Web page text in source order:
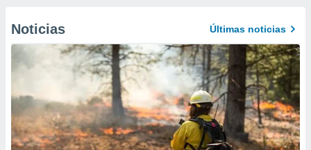
Noticias Últimas noticias